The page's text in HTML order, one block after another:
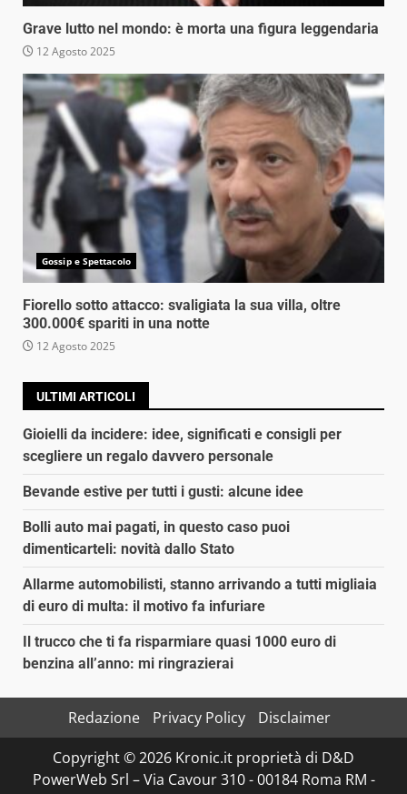
Grave lutto nel mondo: è morta una figura leggendaria
12 Agosto 2025
Gossip e Spettacolo
Fiorello sotto attacco: svaligiata la sua villa, oltre
300.000€ spariti in una notte
12 Agosto 2025
ULTIMI ARTICOLI
Gioielli da incidere: idee, significati e consigli per
scegliere un regalo davvero personale
Bevande estive per tutti i gusti: alcune idee
Bolli auto mai pagati, in questo caso puoi
dimenticarteli: novità dallo Stato
Allarme automobilisti, stanno arrivando a tutti migliaia
di euro di multa: il motivo fa infuriare
Il trucco che ti fa risparmiare quasi 1000 euro di
benzina all’anno: mi ringrazierai
Redazione Privacy Policy
Disclaimer
Copyright © 2026 Kronic.it proprietà di D&D
PowerWeb Srl – Via Cavour 310 - 00184 Roma RM -